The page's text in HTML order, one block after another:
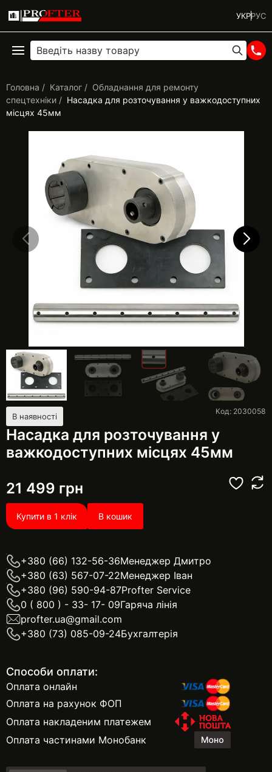
УКРРУС
Головна Каталог
Обладнання для ремонту
спецтехніки
Насадка для розточування у важкодоступних
місцях 45мм
В наявності
Насадка для розточування у
важкодоступних місцях 45мм
Код: 2030058
21 499 грн
Купити в 1 клік В кошик
+380 (66) 132-56-36Менеджер Дмитро
+380 (63) 567-07-22Менеджер Іван
+380 (96) 590-94-87Profter Service
0 ( 800 ) - 33- 17- 09Гаряча лінія
profter.ua@gmail.com
+380 (73) 085-09-24Бухгалтерія
Способи оплати:
Оплата онлайн
Оплата на рахунок ФОП
Оплата накладеним платежем
Оплата частинами Монобанк